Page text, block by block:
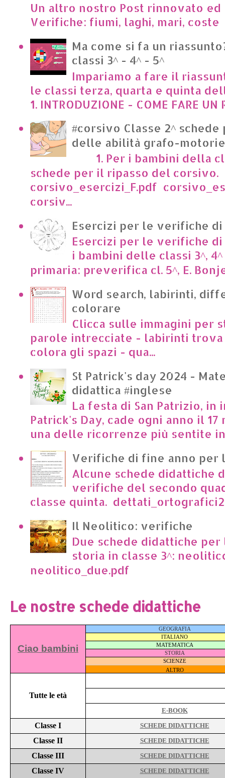
Un altro nostro Post rinnovato
Verifiche: fiumi, laghi, mari, coste
Ma come si fa un
classi 3^ - 4^ - 5^
Impariamo a fare il
le classi terza, quarta e quinta
1. INTRODUZIONE - COME FARE UN
#corsivo Classe 2^
delle abilità grafo-motorie
1. Per i bambini della
schede per il ripasso del corsivo.
corsivo_esercizi_F.pdf
corsiv...
Esercizi per le verifiche
Esercizi per le verifiche
i bambini delle classi 3^,
primaria: preverifica cl. 5^, E.
Word search, labirinti,
colorare
Clicca sulle immagini per
parole intrecciate - labirinti
colora gli spazi - qua...
St Patrick's day 2024 -
didattica #inglese
La festa di San Patrizio, in
Patrick's Day, cade ogni anno il 17
una delle ricorrenze più sentite in
Verifiche di fine anno per
Alcune schede didattiche
verifiche del secondo
classe quinta.
Il Neolitico: verifiche
Due schede didattiche
storia in classe 3^:
neolitico_due.pdf
Le nostre schede didattiche
Ciao bambini
GEOGRAFIA
ITALIANO
MATEMATICA
STORIA
SCIENZE
ALTRO
Tutte le età
E-BOOK
Classe I SCHEDE DIDATTICHE
Classe II SCHEDE DIDATTICHE
Classe III SCHEDE DIDATTICHE
Classe IV SCHEDE DIDATTICHE